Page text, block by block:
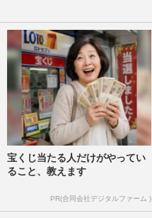
宝くじ当たる人だけがやってい
ること、教えます
PR(合同会社デジタルファーム )